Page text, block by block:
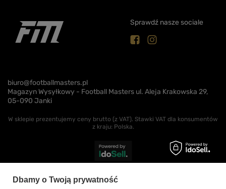
Sprawdź nasze sociale
biuro@footballmasters.pl
Magazyn Wysyłkowy - Football Masters ul. Aleja Krakowska 29,
05-090 Janki
W sklepie prezentujemy ceny brutto (z VAT). Stawki VAT dla konsumentów
z kraju: Polska.
Dbamy o Twoją prywatność